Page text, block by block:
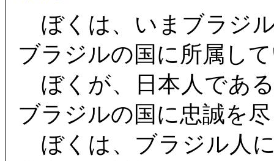
ぼくは、いまブラジ
ブラジルの国に所属し
ぼくが、日本人であ
ブラジルの国に忠誠を
ぼくは、ブラジル人